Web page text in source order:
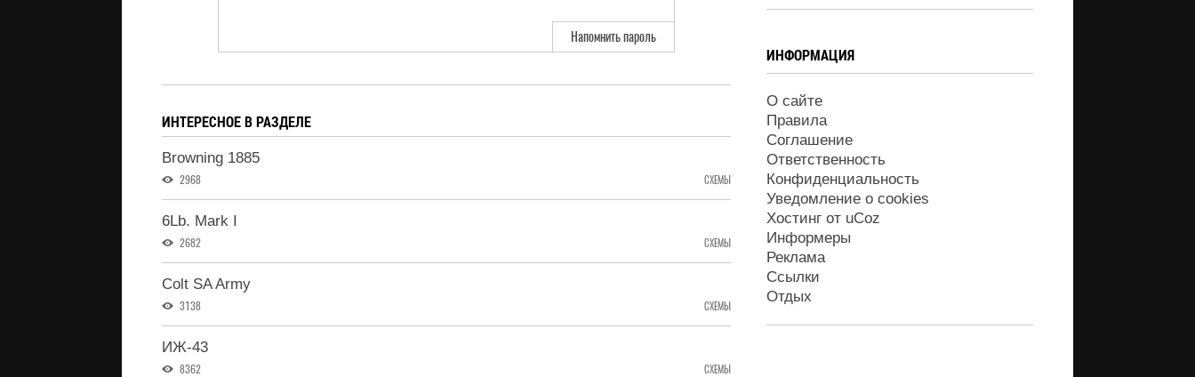
Напомнить пароль
ИНТЕРЕСНОЕ В РАЗДЕЛЕ
Browning 1885
2968 СХЕМЫ
6Lb. Mark I
2682 СХЕМЫ
Colt SA Army
3138 СХЕМЫ
ИЖ-43
8362 СХЕМЫ
ИНФОРМАЦИЯ
О сайте
Правила
Соглашение
Ответственность
Конфиденциальность
Уведомление о cookies
Хостинг от uCoz
Информеры
Реклама
Ссылки
Отдых